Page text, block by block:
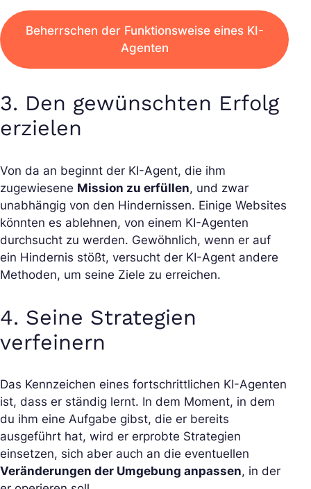
Beherrschen der Funktionsweise eines KI-
Agenten
3. Den gewünschten Erfolg
erzielen
Von da an beginnt der KI-Agent, die ihm
zugewiesene Mission zu erfüllen, und zwar
unabhängig von den Hindernissen. Einige Websites
könnten es ablehnen, von einem KI-Agenten
durchsucht zu werden. Gewöhnlich, wenn er auf
ein Hindernis stößt, versucht der KI-Agent andere
Methoden, um seine Ziele zu erreichen.
4. Seine Strategien
verfeinern
Das Kennzeichen eines fortschrittlichen KI-Agenten
ist, dass er ständig lernt. In dem Moment, in dem
du ihm eine Aufgabe gibst, die er bereits
ausgeführt hat, wird er erprobte Strategien
einsetzen, sich aber auch an die eventuellen
Veränderungen der Umgebung anpassen, in der